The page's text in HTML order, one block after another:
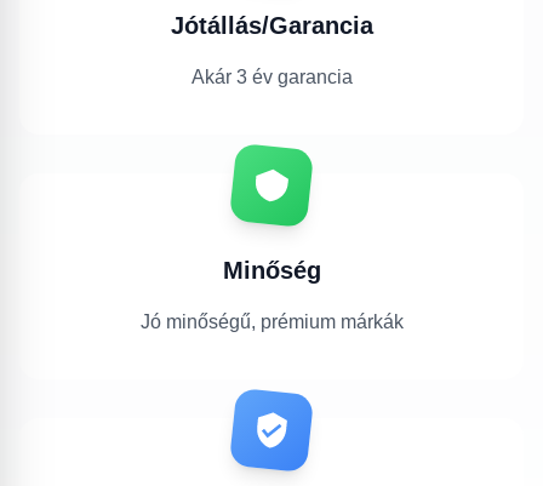
Jótállás/Garancia
Akár 3 év garancia
Minőség
Jó minőségű, prémium márkák